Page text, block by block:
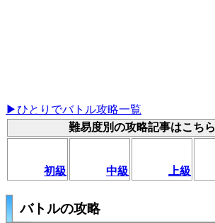
▶ひとりでバトル攻略一覧
難易度別の攻略記事はこちら
初級 中級 上級
バトルの攻略